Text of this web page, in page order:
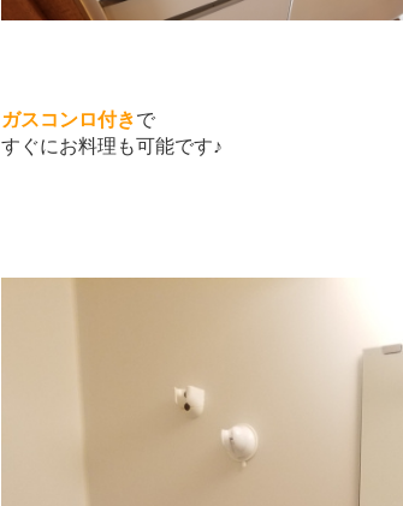
ガスコンロ付きで
すぐにお料理も可能です♪